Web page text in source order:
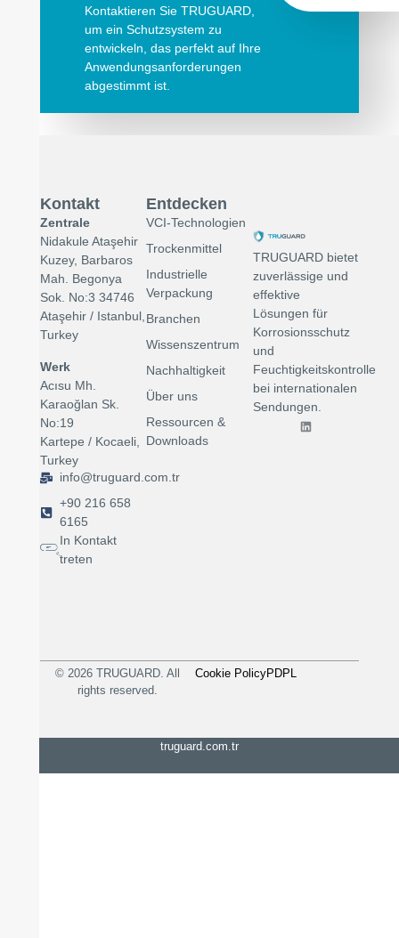
Kontaktieren Sie TRUGUARD,
um ein Schutzsystem zu
entwickeln, das perfekt auf Ihre
Anwendungsanforderungen
abgestimmt ist.
TRUGUARD bietet
zuverlässige und
effektive
Lösungen für
Korrosionsschutz
und
Feuchtigkeitskontrolle
bei internationalen
Sendungen.
Entdecken
VCI-Technologien
Trockenmittel
Industrielle
Verpackung
Branchen
Wissenszentrum
Nachhaltigkeit
Über uns
Ressourcen &
Downloads
Kontakt
Zentrale
Nidakule Ataşehir
Kuzey, Barbaros
Mah. Begonya
Sok. No:3 34746
Ataşehir / Istanbul,
Turkey
Werk
Acısu Mh.
Karaoğlan Sk.
No:19
Kartepe / Kocaeli,
Turkey
info@truguard.com.tr
+90 216 658
6165
In Kontakt
treten
© 2026 TRUGUARD. All
rights reserved.
Cookie PolicyPDPL
truguard.com.tr